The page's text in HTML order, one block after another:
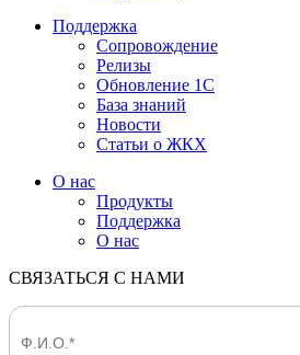
Поддержка
Сопровождение
Релизы
Обновление 1С
База знаний
Новости
Статьи о ЖКХ
О нас
Продукты
Поддержка
О нас
СВЯЗАТЬСЯ С НАМИ